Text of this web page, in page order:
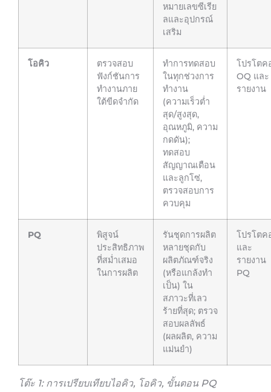
หมายเลขซีเรีย
ลและอุปกรณ์
เสริม
โอคิว
ตรวจสอบ
ฟังก์ชันการ
ทำงานภาย
ใต้ขีดจำกัด
ทำการทดสอบ
ในทุกช่วงการ
ทำงาน
(ความเร็วต่ำ
สุด/สูงสุด,
อุณหภูมิ, ความ
กดดัน);
ทดสอบ
สัญญาณเตือน
และลูกโซ่,
ตรวจสอบการ
ควบคุม
โปรโตค
OQ และ
รายงาน
PQ
พิสูจน์
ประสิทธิภาพ
ที่สม่ำเสมอ
ในการผลิต
รันชุดการผลิต
หลายชุดกับ
ผลิตภัณฑ์จริง
(หรือแกล้งทำ
เป็น) ใน
สภาวะที่เลว
ร้ายที่สุด; ตรวจ
สอบผลลัพธ์
(ผลผลิต, ความ
แม่นยำ)
โปรโตค
และ
รายงาน
PQ
โต๊ะ 1: การเปรียบเทียบไอคิว, โอคิว, ขั้นตอน PQ